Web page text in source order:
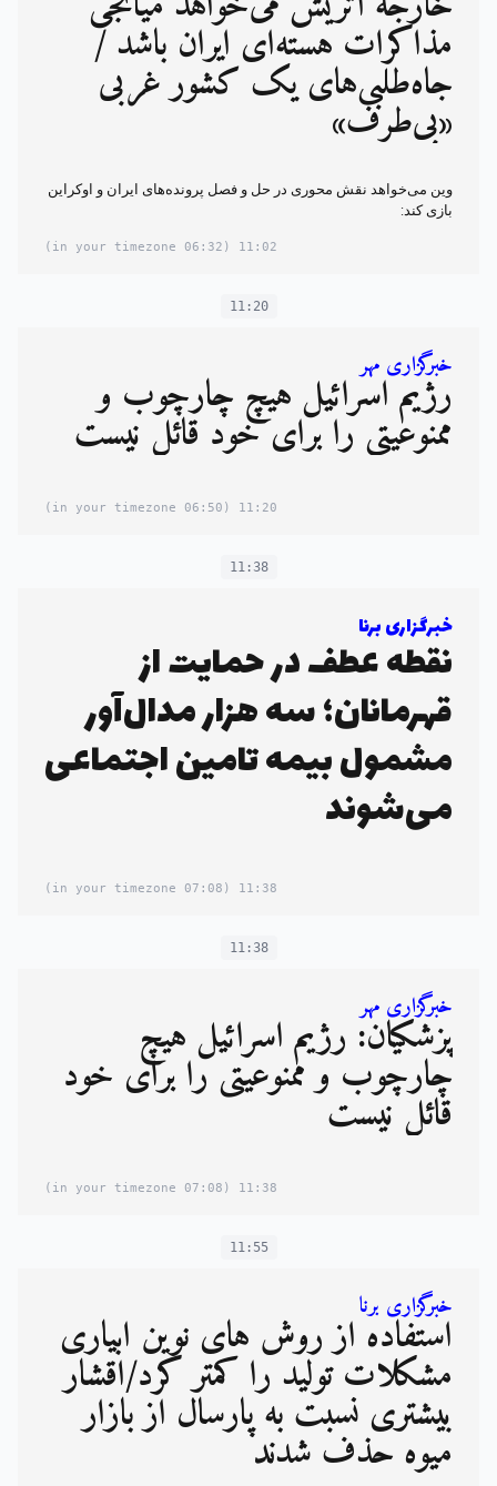
مذاکرات هسته‌ای ایران باشد /
جاه‌طلبی‌های یک کشور غربی
«بی‌طرف»
وین می‌خواهد نقش محوری در حل و فصل پرونده‌های ایران و اوکراین
بازی کند:
11:02
(06:32 in your timezone)
11:20
خبرگزاری مهر
رژیم اسرائیل هیچ چارچوب و
ممنوعیتی را برای خود قائل نیست
11:20
(06:50 in your timezone)
11:38
خبرگزاری برنا
نقطه عطف در حمایت از
قهرمانان؛ سه هزار مدال‌آور
مشمول بیمه تامین اجتماعی
می‌شوند
11:38
(07:08 in your timezone)
11:38
خبرگزاری مهر
پزشکیان: رژیم اسرائیل هیچ
چارچوب و ممنوعیتی را برای خود
قائل نیست
11:38
(07:08 in your timezone)
11:55
خبرگزاری برنا
استفاده از روش های نوین آبیاری
مشکلات تولید را کمتر کرد/اقشار
بیشتری نسبت به پارسال از بازار
میوه حذف شدند